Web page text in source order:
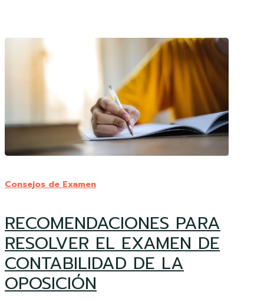
RESOLVER
EXAMEN
DE
CONTABILIDAD
DE
LA
OPOSICIÓN
Consejos de Examen
RECOMENDACIONES PARA
RESOLVER EL EXAMEN DE
CONTABILIDAD DE LA
OPOSICIÓN